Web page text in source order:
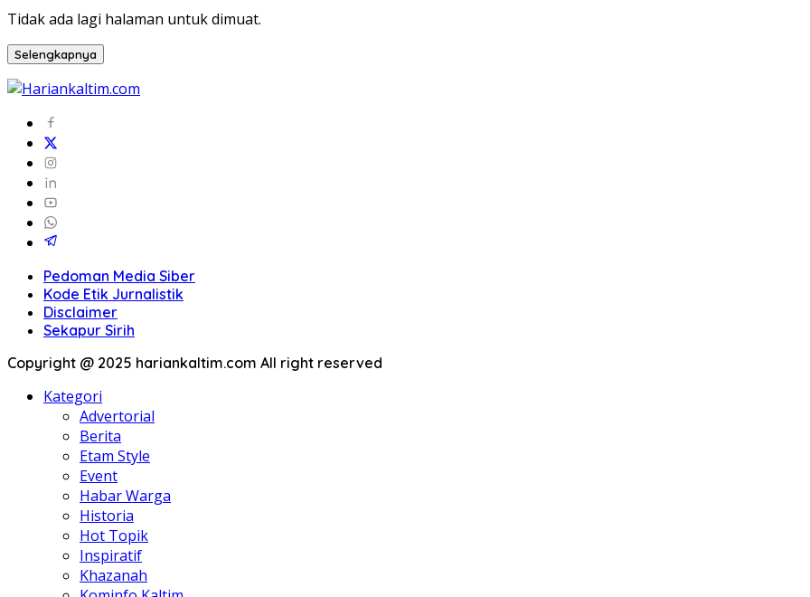
Tidak ada lagi halaman untuk dimuat.
Selengkapnya
Pedoman Media Siber
Kode Etik Jurnalistik
Disclaimer
Sekapur Sirih
Copyright @ 2025 hariankaltim.com All right reserved
Kategori
Advertorial
Berita
Etam Style
Event
Habar Warga
Historia
Hot Topik
Inspiratif
Khazanah